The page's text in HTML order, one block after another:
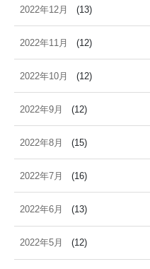
2022年12月 (13)
2022年11月 (12)
2022年10月 (12)
2022年9月 (12)
2022年8月 (15)
2022年7月 (16)
2022年6月 (13)
2022年5月 (12)